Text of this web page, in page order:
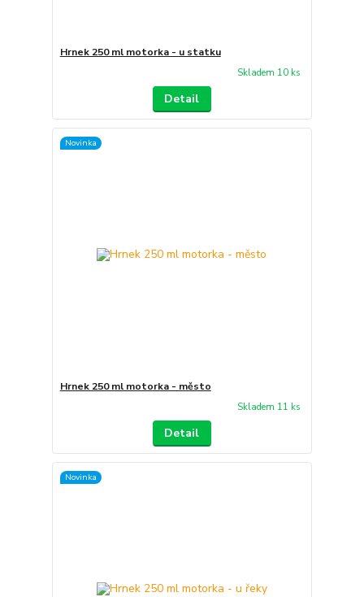
Hrnek 250 ml motorka - u statku
Skladem 10 ks
Detail
Novinka
Hrnek 250 ml motorka - město
Skladem 11 ks
Detail
Novinka